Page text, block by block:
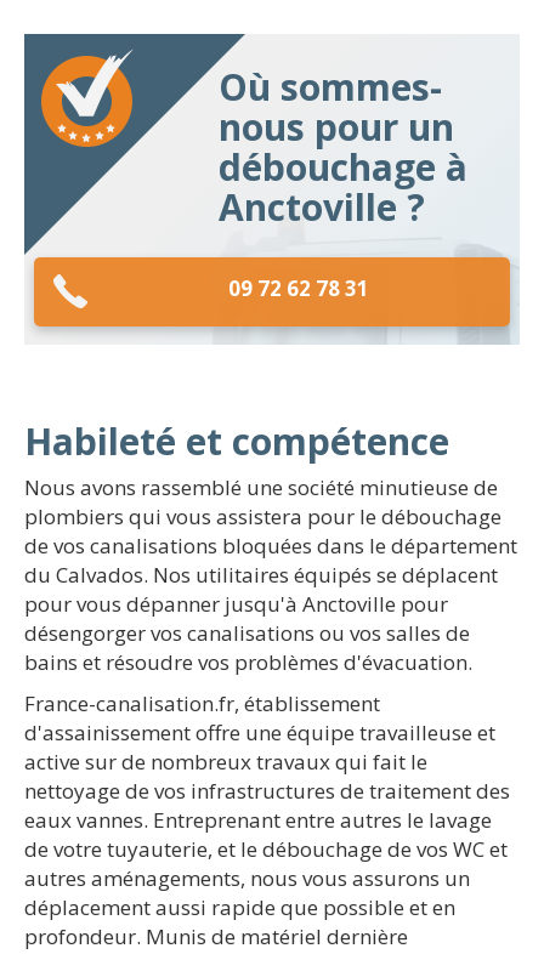
Où sommes-
nous pour un
débouchage à
Anctoville ?
09 72 62 78 31
Habileté et compétence
Nous avons rassemblé une société minutieuse de
plombiers qui vous assistera pour le débouchage
de vos canalisations bloquées dans le département
du Calvados. Nos utilitaires équipés se déplacent
pour vous dépanner jusqu'à Anctoville pour
désengorger vos canalisations ou vos salles de
bains et résoudre vos problèmes d'évacuation.
France-canalisation.fr, établissement
d'assainissement offre une équipe travailleuse et
active sur de nombreux travaux qui fait le
nettoyage de vos infrastructures de traitement des
eaux vannes. Entreprenant entre autres le lavage
de votre tuyauterie, et le débouchage de vos WC et
autres aménagements, nous vous assurons un
déplacement aussi rapide que possible et en
profondeur. Munis de matériel dernière